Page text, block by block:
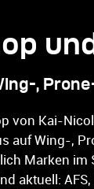
,
von Kai-
auf Wing-,
Marken im
aktuell: